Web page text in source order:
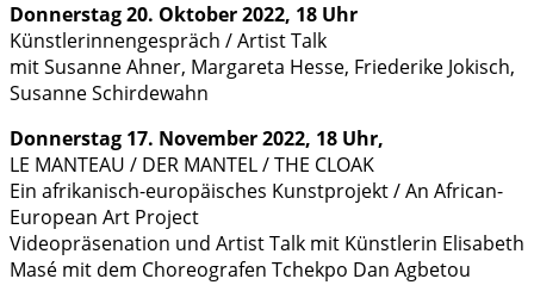
Donnerstag 20. Oktober 2022, 18 Uhr
Künstlerinnengespräch / Artist Talk
mit Susanne Ahner, Margareta Hesse, Friederike Jokisch,
Susanne Schirdewahn
Donnerstag 17. November 2022, 18 Uhr,
LE MANTEAU / DER MANTEL / THE CLOAK
Ein afrikanisch-europäisches Kunstprojekt / An African-
European Art Project
Videopräsenation und Artist Talk mit Künstlerin Elisabeth
Masé mit dem Choreografen Tchekpo Dan Agbetou